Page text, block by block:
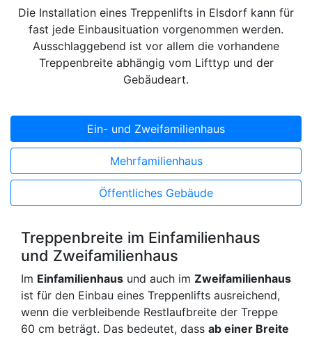
Die Installation eines Treppenlifts in Elsdorf kann für
fast jede Einbausituation vorgenommen werden.
Ausschlaggebend ist vor allem die vorhandene
Treppenbreite abhängig vom Lifttyp und der
Gebäudeart.
Ein- und Zweifamilienhaus
Mehrfamilienhaus
Öffentliches Gebäude
Treppenbreite im Einfamilienhaus
und Zweifamilienhaus
Im Einfamilienhaus und auch im Zweifamilienhaus
ist für den Einbau eines Treppenlifts ausreichend,
wenn die verbleibende Restlaufbreite der Treppe
60 cm beträgt. Das bedeutet, dass ab einer Breite